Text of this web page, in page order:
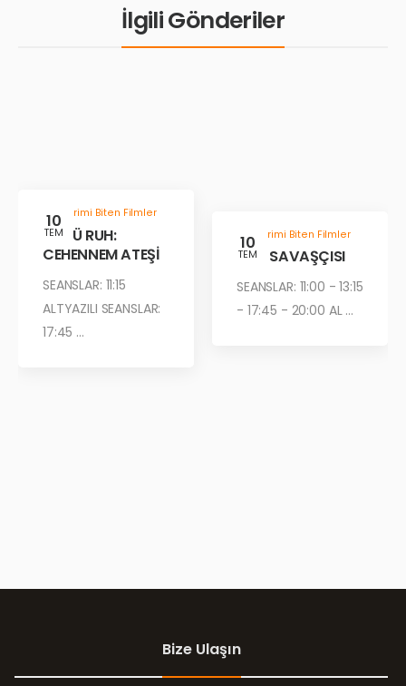
İlgili Gönderiler
10
TEM
Gösterimi Biten Filmler
KÖTÜ RUH:
CEHENNEM ATEŞİ
SEANSLAR: 11:15
ALTYAZILI SEANSLAR:
17:45 ...
10
TEM
Gösterimi Biten Filmler
ÇÖL SAVAŞÇISI
SEANSLAR: 11:00 - 13:15
- 17:45 - 20:00 AL ...
Bize Ulaşın